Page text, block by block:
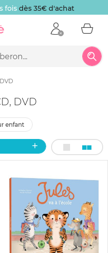
fois dès 35€ d'achat
DVD
enfant